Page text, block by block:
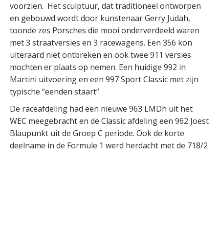
voorzien. Het sculptuur, dat traditioneel ontworpen
en gebouwd wordt door kunstenaar Gerry Judah,
toonde zes Porsches die mooi onderverdeeld waren
met 3 straatversies en 3 racewagens. Een 356 kon
uiteraard niet ontbreken en ook twee 911 versies
mochten er plaats op nemen. Een huidige 992 in
Martini uitvoering en een 997 Sport Classic met zijn
typische “eenden staart”.
De raceafdeling had een nieuwe 963 LMDh uit het
WEC meegebracht en de Classic afdeling een 962 Joest
Blaupunkt uit de Groep C periode. Ook de korte
deelname in de Formule 1 werd herdacht met de 718/2